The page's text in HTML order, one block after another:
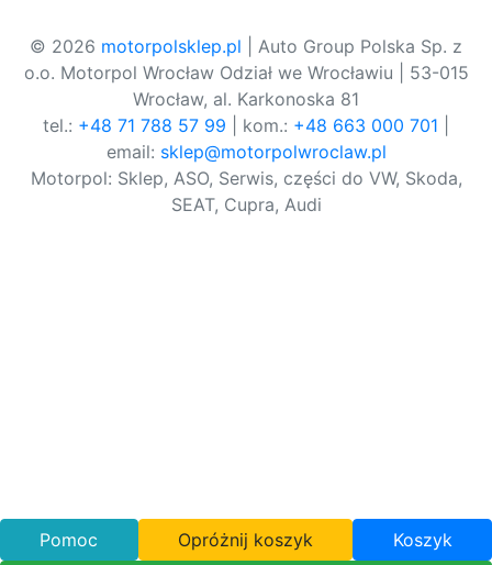
© 2026 motorpolsklep.pl | Auto Group Polska Sp. z
o.o. Motorpol Wrocław Odział we Wrocławiu | 53-015
Wrocław, al. Karkonoska 81
tel.: +48 71 788 57 99 | kom.: +48 663 000 701
email: sklep@motorpolwroclaw.pl
Motorpol: Sklep, ASO, Serwis, części do VW, Skoda,
SEAT, Cupra, Audi
Pomoc Opróżnij koszyk Koszyk